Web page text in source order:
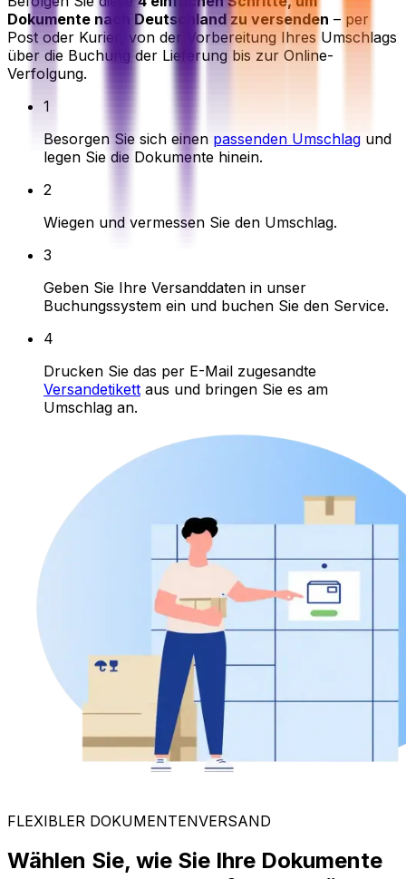
Dokumente nach Deutschland zu versenden – per
Post oder Kurier, von der Vorbereitung Ihres Umschlags
über die Buchung der Lieferung bis zur Online-
Verfolgung.
1
Besorgen Sie sich einen passenden Umschlag und
legen Sie die Dokumente hinein.
2
Wiegen und vermessen Sie den Umschlag.
3
Geben Sie Ihre Versanddaten in unser
Buchungssystem ein und buchen Sie den Service.
4
Drucken Sie das per E-Mail zugesandte
Versandetikett aus und bringen Sie es am
Umschlag an.
FLEXIBLER DOKUMENTENVERSAND
Wählen Sie, wie Sie Ihre Dokumente